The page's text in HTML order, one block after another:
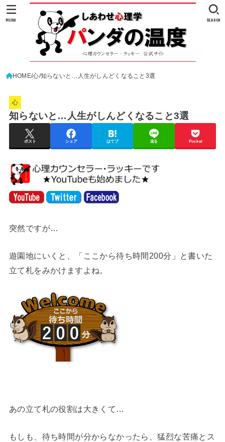
SEARCH
MENU
HOME 心 知らないと…人生がしんどくなること3選
心
知らないと…人生がしんどくなること3選
ポスト シェア はてブ 送る Pocket
突然ですが…
遊園地にいくと、「ここから待ち時間200分」と書いた
立て札をみかけますよね。
あの立て札の役割は大きくて…
もしも、待ち時間が分からなかったら、猛烈な苦痛とス